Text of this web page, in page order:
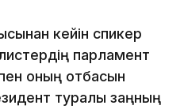
кейін спикер
парламент
оның отбасын
туралы заңның